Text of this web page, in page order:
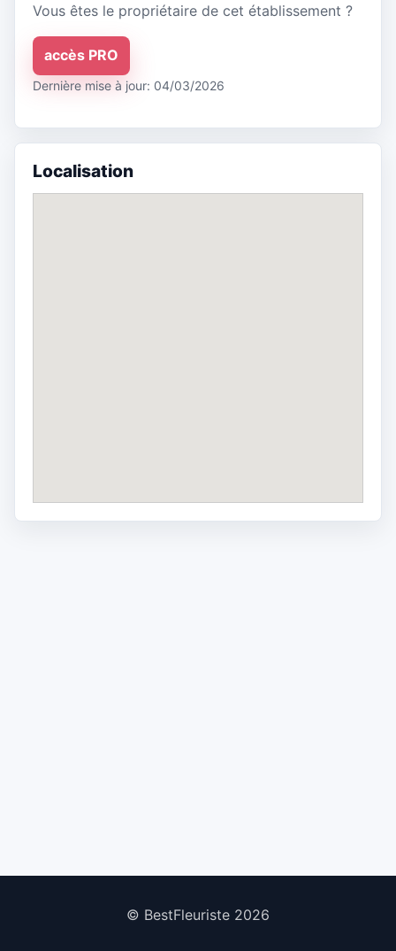
Vous êtes le propriétaire de cet établissement ?
accès PRO
Dernière mise à jour: 04/03/2026
Localisation
© BestFleuriste 2026